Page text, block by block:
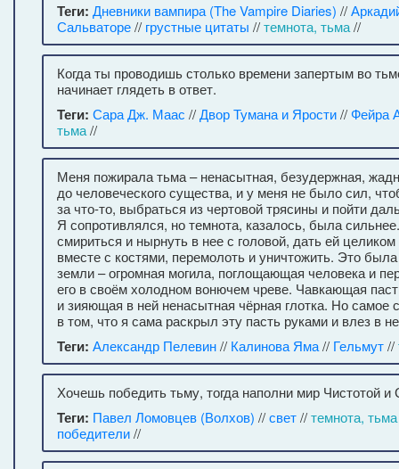
Теги: Дневники вампира (The Vampire Diaries) //
Сальваторе// грустные цитаты //темнота, тьма//
Когда ты проводишь столько времени запертым во
начинает глядеть в ответ.
Теги: Сара Дж. Маас //Двор Тумана и Ярости//Фейра
тьма//
Меня пожирала тьма – ненасытная, безудержная,
до человеческого существа, и у меня не было сил,
за что-то, выбраться из чертовой трясины и пойти
Я сопротивлялся, но темнота, казалось, была
смириться и нырнуть в нее с головой, дать ей
вместе с костями, перемолоть и уничтожить. Это
земли – огромная могила, поглощающая человека и
его в своём холодном вонючем чреве. Чавкающая
и зияющая в ней ненасытная чёрная глотка. Но самое
в том, что я сама раскрыл эту пасть руками и влез в
Теги: Александр Пелевин// Калинова Яма// Гельмут//
Хочешь победить тьму, тогда наполни мир Чистотой и
Теги: Павел Ломовцев (Волхов) //свет//темнота, тьма
победители//